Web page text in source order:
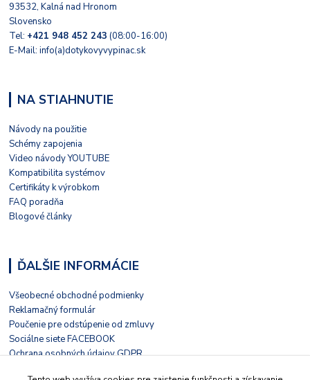
93532, Kalná nad Hronom
Slovensko
Tel: +421 948 452 243 (08:00-16:00)
E-Mail: info(a)dotykovyvypinac.sk
NA STIAHNUTIE
Návody na použitie
Schémy zapojenia
Video návody YOUTUBE
Kompatibilita systémov
Certifikáty k výrobkom
FAQ poradňa
Blogové články
ĎALŠIE INFORMÁCIE
Všeobecné obchodné podmienky
Reklamačný formulár
Poučenie pre odstúpenie od zmluvy
Sociálne siete FACEBOOK
Ochrana osobných údajov GDPR